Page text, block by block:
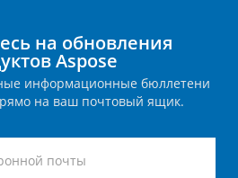
на обновления
Aspose
информационные бюллетени
на ваш почтовый ящик.